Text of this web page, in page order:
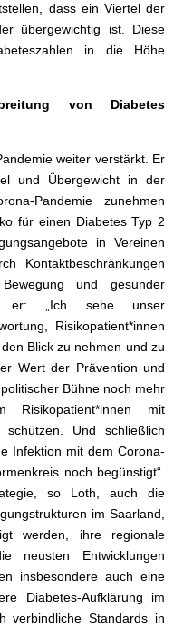
dass ein Viertel der
übergewichtig ist. Diese
in die Höhe
von Diabetes
weiter verstärkt. Er
und Übergewicht in der
Pandemie zunehmen
für einen Diabetes Typ 2
in Vereinen
Kontaktbeschränkungen
und gesunder
er: „Ich sehe unser
Risikopatient*innen
Blick zu nehmen und zu
Wert der Prävention und
Bühne noch mehr
Risikopatient*innen mit
Und schließlich
Infektion mit dem Corona-
noch begünstigt“.
so Loth, auch die
im Saarland,
werden, ihre regionale
neusten Entwicklungen
insbesondere auch eine
Diabetes-Aufklärung im
verbindliche Standards in